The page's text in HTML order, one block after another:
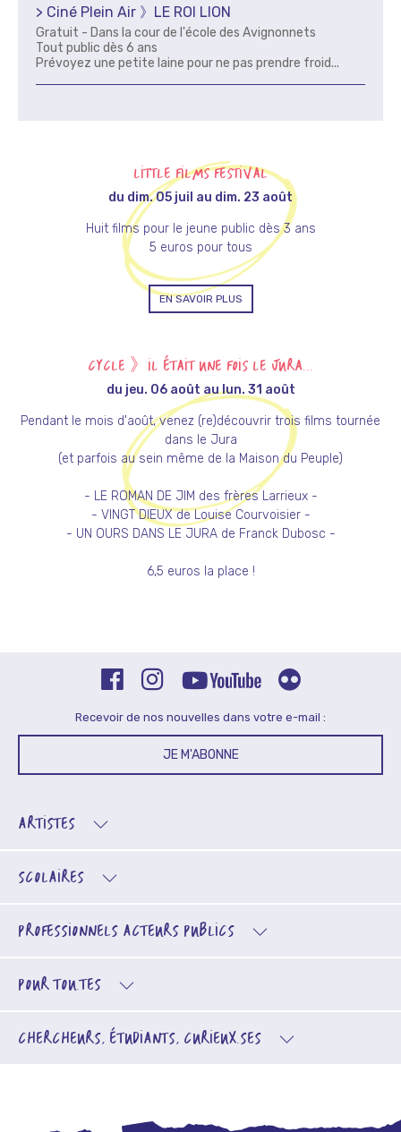
> Ciné Plein Air 》LE ROI LION
Gratuit - Dans la cour de l'école des Avignonnets
Tout public dès 6 ans
Prévoyez une petite laine pour ne pas prendre froid...
LITTLE FILMS FESTIVAL
du dim. 05 juil au dim. 23 août
Huit films pour le jeune public dès 3 ans
5 euros pour tous
EN SAVOIR PLUS
CYCLE 》IL ÉTAIT UNE FOIS LE JURA...
du jeu. 06 août au lun. 31 août
Pendant le mois d'août, venez (re)découvrir trois films tournée
dans le Jura
(et parfois au sein même de la Maison du Peuple)
- LE ROMAN DE JIM des frères Larrieux -
- VINGT DIEUX de Louise Courvoisier -
- UN OURS DANS LE JURA de Franck Dubosc -
6,5 euros la place !
Recevoir de nos nouvelles dans votre e-mail :
JE M'ABONNE
ARTISTES
SCOLAIRES
PROFESSIONNELS ACTEURS PUBLICS
POUR TOU.TES
CHERCHEURS, ÉTUDIANTS, CURIEUX.SES